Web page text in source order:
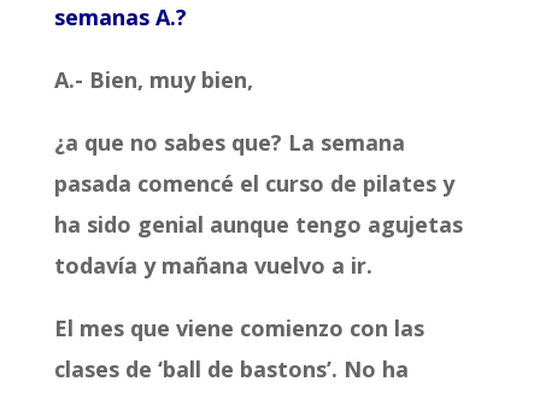
semanas A.?
A.- Bien, muy bien,
¿a que no sabes que? La semana
pasada comencé el curso de pilates y
ha sido genial aunque tengo agujetas
todavía y mañana vuelvo a ir.
El mes que viene comienzo con las
clases de ‘ball de bastons’. No ha